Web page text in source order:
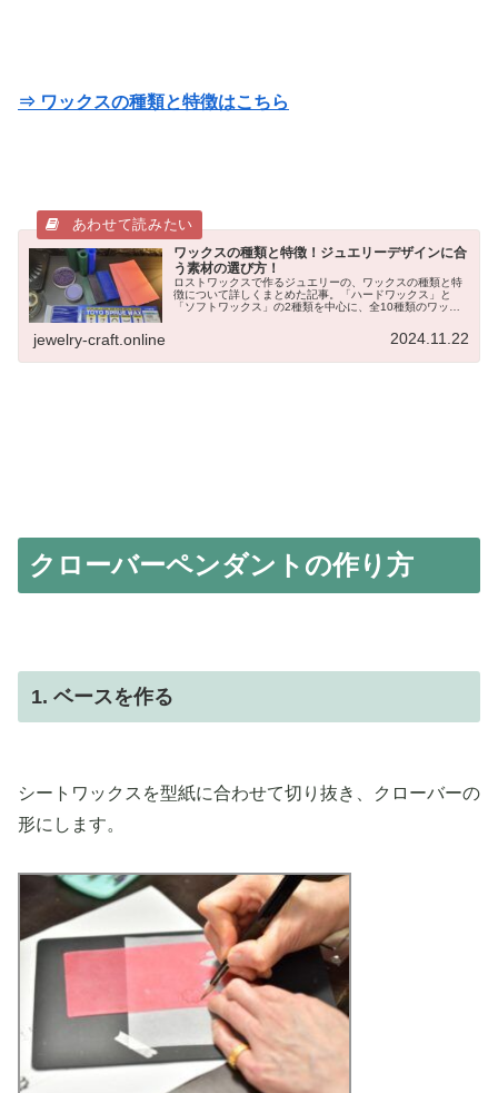
⇒ ワックスの種類と特徴はこちら
ワックスの種類と特徴！ジュエリーデザインに合
う素材の選び方！
ロストワックスで作るジュエリーの、ワックスの種類と特
徴について詳しくまとめた記事。「ハードワックス」と
「ソフトワックス」の2種類を中心に、全10種類のワック
jewelry-craft.online 2024.11.22
クローバーペンダントの作り方
1. ベースを作る
シートワックスを型紙に合わせて切り抜き、クローバーの
形にします。